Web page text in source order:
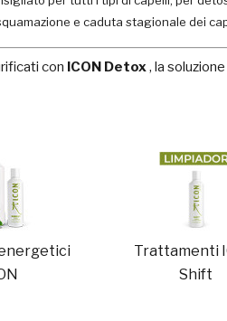
e caduta stagionale dei
con ICON Detox, la
Trattamenti
Shift